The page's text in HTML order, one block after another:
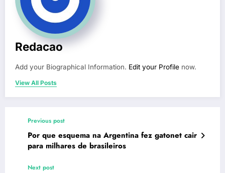
Redacao
Add your Biographical Information. Edit your Profile now.
View All Posts
Previous post
Por que esquema na Argentina fez gatonet cair
para milhares de brasileiros
Next post